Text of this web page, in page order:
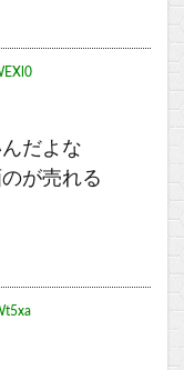
だよな
が売れる